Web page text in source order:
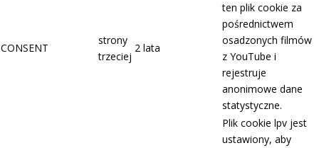
CONSENT
strony
trzeciej
2 lata
ten plik cookie za
pośrednictwem
osadzonych filmów
z YouTube i
rejestruje
anonimowe dane
statystyczne.
Plik cookie lpv jest
ustawiony, aby